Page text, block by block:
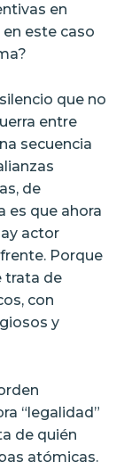
en
este caso
que no
entre
secuencia
de
es que ahora
actor
Porque
trata de
con
y
“legalidad”
de quién
atómicas.